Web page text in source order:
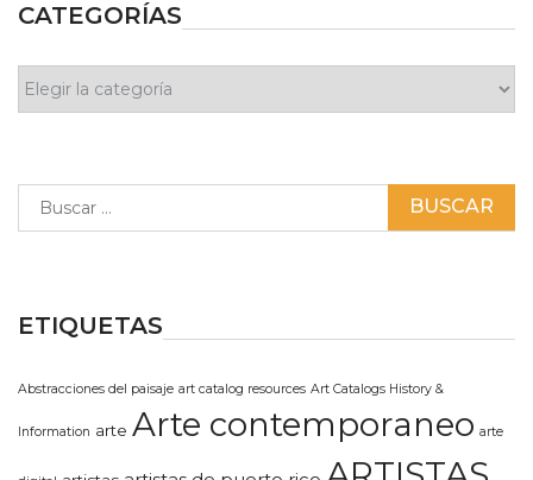
CATEGORÍAS
ETIQUETAS
Abstracciones del paisaje art catalog resources Art Catalogs History &
Information arte Arte contemporaneo arte